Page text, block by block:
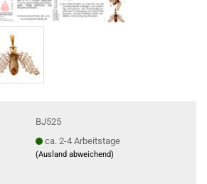
BJ525
ca. 2-4 Arbeitstage
(Ausland abweichend)